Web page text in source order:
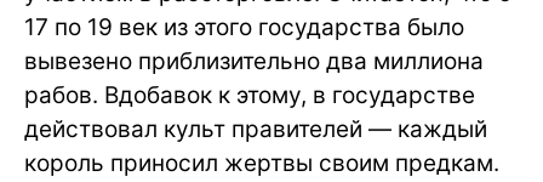
17 по 19 век из этого государства было
вывезено приблизительно два миллиона
рабов. Вдобавок к этому, в государстве
действовал культ правителей — каждый
король приносил жертвы своим предкам.